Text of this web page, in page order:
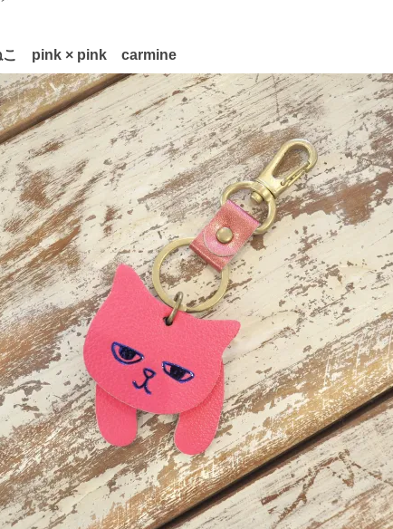
こ pink × pink carmine